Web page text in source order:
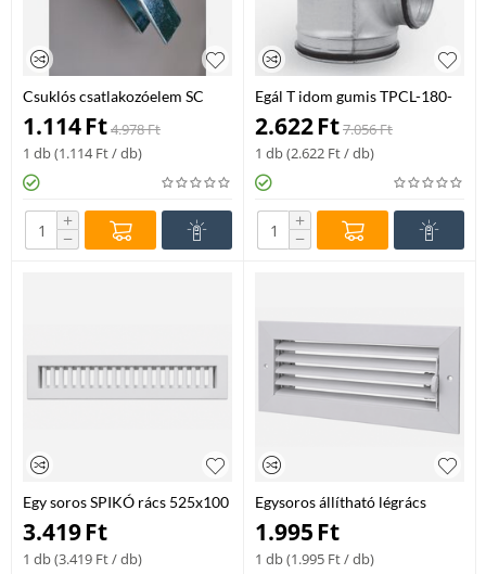
Csuklós csatlakozóelem SC
sínhez, 2 csuklóval
1.114Ft4.978Ft
1 db (1.114Ft/ db)
+
−
Egál T idom gumis TPCL-180-
180
2.622Ft7.056Ft
1 db (2.622 Ft/ db)
+
−
Egy soros SPIKÓ rács 525x100
3.419Ft
1 db (3.419 Ft/ db)
Egysoros állítható légrács
225x125
1.995Ft
1 db (1.995 Ft/ db)